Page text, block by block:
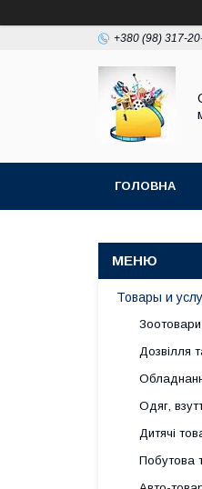
+380 (98) 317-
ГОЛОВНА
Товары и
Зоотовари
Дозвілля
Одяг,
Дитячі
Побутова